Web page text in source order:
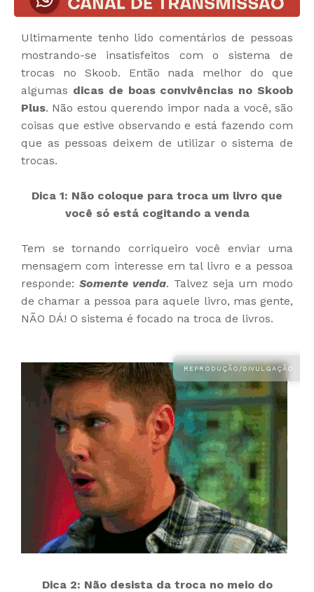
Ultimamente tenho lido comentários de pessoas
mostrando-se insatisfeitos com o sistema de
trocas no Skoob. Então nada melhor do que
algumas dicas de boas convivências no Skoob
Plus. Não estou querendo impor nada a você, são
coisas que estive observando e está fazendo com
que as pessoas deixem de utilizar o sistema de
trocas.
Dica 1: Não coloque para troca um livro que
você só está cogitando a venda
Tem se tornando corriqueiro você enviar uma
mensagem com interesse em tal livro e a pessoa
responde: Somente venda. Talvez seja um modo
de chamar a pessoa para aquele livro, mas gente,
NÃO DÁ! O sistema é focado na troca de livros.
Dica 2: Não desista da troca no meio do